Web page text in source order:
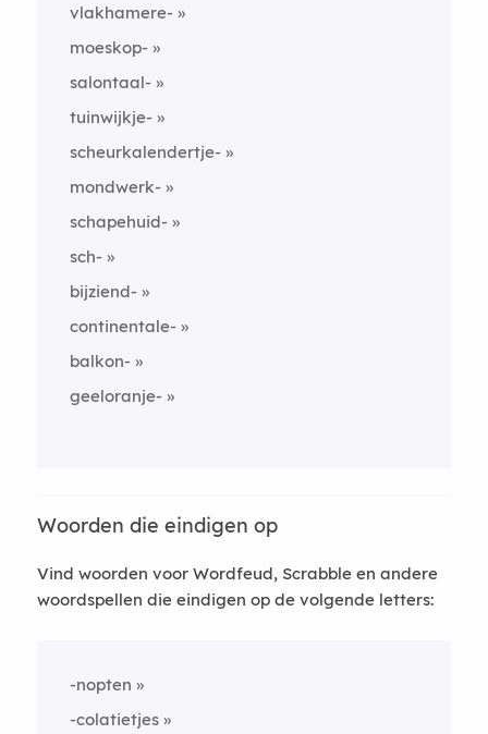
vlakhamere-
moeskop-
salontaal-
tuinwijkje-
scheurkalendertje-
mondwerk-
schapehuid-
sch-
bijziend-
continentale-
balkon-
geeloranje-
Woorden die eindigen op
Vind woorden voor Wordfeud, Scrabble en andere
woordspellen die eindigen op de volgende letters:
-nopten
-colatietjes